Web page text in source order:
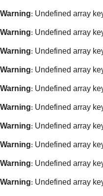
Warning: Undefined array
Warning: Undefined array
Warning: Undefined array
Warning: Undefined array
Warning: Undefined array
Warning: Undefined array
Warning: Undefined array
Warning: Undefined array
Warning: Undefined array
Warning: Undefined array